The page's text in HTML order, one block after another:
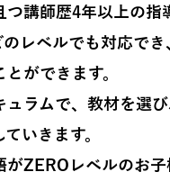
講師歴4年以上の指
レベルでも対応でき
ができます。
ラムで、教材を選び
いきます。
ZEROレベルのお